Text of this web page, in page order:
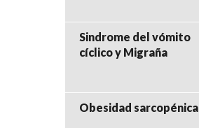
Sindrome del vómito
cíclico y Migraña
Obesidad sarcopénica